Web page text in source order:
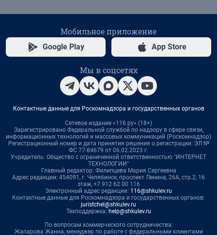
Мобильное приложение
Google Play App Store
Мы в соцсетях
Контактные данные для Роскомнадзора и государственных органов
Сетевое издание «116.ру» (18+)
Зарегистрировано Федеральной службой по надзору в сфере связи,
информационных технологий и массовых коммуникаций (Роскомнадзор)
Регистрационный номер и дата принятия решения о регистрации: ЭЛ №
ФС 77-84679 от 06.02.2023 г.
Учредитель: Общество с ограниченной ответственностью "ИНТЕРНЕТ
ТЕХНОЛОГИИ"
Главный редактор: Филипцева Мария Сергеевна
Адрес редакции: 454091, г. Челябинск, проспект Ленина, 26А, стр.2, 16
этаж, +7 912 62 00 116
Электронный адрес редакции: 116@shkulev.ru
Контактные данные для Роскомнадзора и государственных органов:
juristchel@shkulev.ru
Техподдержка: help@shkulev.ru
По вопросам коммерческого сотрудничества:
Жапарова Жанна, менеджер по работе с федеральными клиентами